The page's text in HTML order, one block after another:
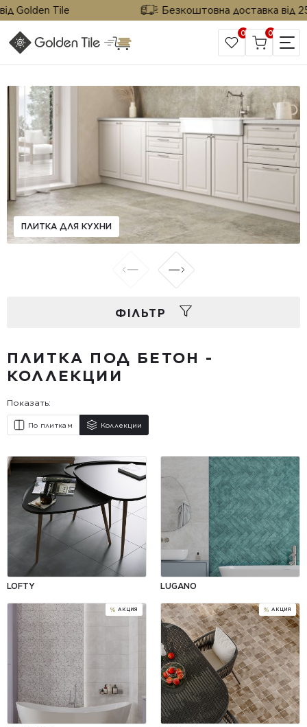
Golden Tile Безкоштовна доставка від 25
САЙТ КОМПАНИИ
0 0
ПЛИТКА ДЛЯ КУХНИ
ФIЛЬТР
ПЛИТКА ПОД БЕТОН -
КОЛЛЕКЦИИ
Показать:
По плиткам Коллекции
LOFTY LUGANO